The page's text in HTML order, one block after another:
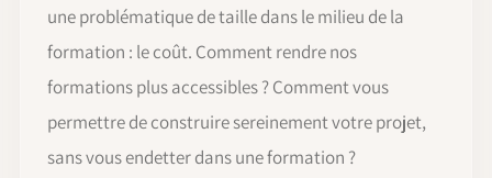
une problématique de taille dans le milieu de la
formation : le coût. Comment rendre nos
formations plus accessibles ? Comment vous
permettre de construire sereinement votre projet,
sans vous endetter dans une formation ?